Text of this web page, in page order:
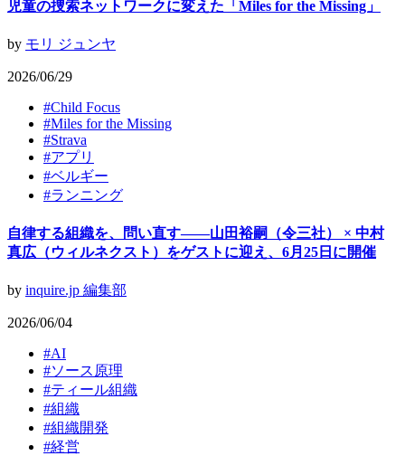
児童の捜索ネットワークに変えた「Miles for the Missing」
by モリ ジュンヤ
2026/06/29
#Child Focus
#Miles for the Missing
#Strava
#アプリ
#ベルギー
#ランニング
自律する組織を、問い直す——山田裕嗣（令三社） × 中村
真広（ウィルネクスト）をゲストに迎え、6月25日に開催
by inquire.jp 編集部
2026/06/04
#AI
#ソース原理
#ティール組織
#組織
#組織開発
#経営